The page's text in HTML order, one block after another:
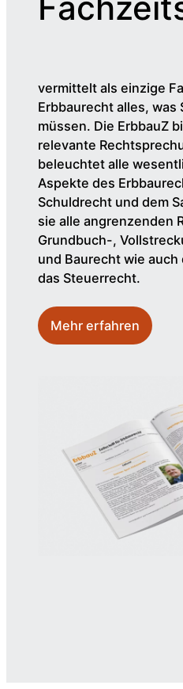
vermittelt als einzige
Erbbaurecht alles, was
müssen. Die ErbbauZ
relevante
beleuchtet alle
Aspekte des
Schuldrecht und dem
sie alle angrenzenden
Grundbuch-,
und Baurecht wie
das Steuerrecht.
Mehr erfahren